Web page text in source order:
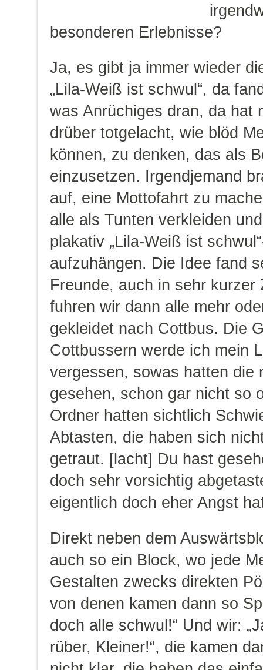
besonderen Erlebnisse?
Ja, es gibt ja immer wieder
„Lila-Weiß ist schwul“, da
was Anrüchiges dran, da hat
drüber totgelacht, wie blöd
können, zu denken, das als
einzusetzen. Irgendjemand
auf, eine Mottofahrt zu
alle als Tunten verkleiden
plakativ „Lila-Weiß ist
aufzuhängen. Die Idee fand
Freunde, auch in sehr kurzer
fuhren wir dann alle mehr
gekleidet nach Cottbus. Die
Cottbussern werde ich mein
vergessen, sowas hatten die
gesehen, schon gar nicht so
Ordner hatten sichtlich
Abtasten, die haben sich
getraut. [lacht] Du hast
doch sehr vorsichtig
eigentlich doch eher Angst
Direkt neben dem
auch so ein Block, wo jede
Gestalten zwecks direkten
von denen kamen dann so
doch alle schwul!“ Und wir:
rüber, Kleiner!“, die kamen